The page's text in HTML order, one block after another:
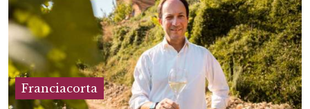
Franciacorta